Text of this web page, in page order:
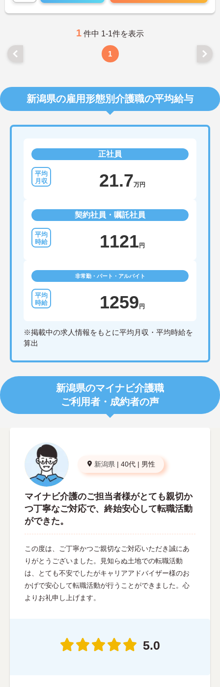
1 件中 1-1件を表示
1
新潟県の雇用形態別介護職の平均給与
正社員
21.7万円
契約社員・嘱託社員
1121 円
非常勤・パート・アルバイト
1259 円
※掲載中の求人情報をもとに平均月収・平均時給を
算出
新潟県のマイナビ介護職
ご利用者・成約者の声
新潟県 | 40代 | 男性
マイナビ介護のご担当者様がとても親切か
つ丁寧なご対応で、終始安心して転職活動
ができた。
この度は、ご丁寧かつご親切なご対応いただき誠にあ
りがとうございました。見知らぬ土地での転職活動
は、とても不安でしたがキャリアアドバイザー様のお
かげで安心して転職活動が行うことができました。心
よりお礼申し上げます。
5.0